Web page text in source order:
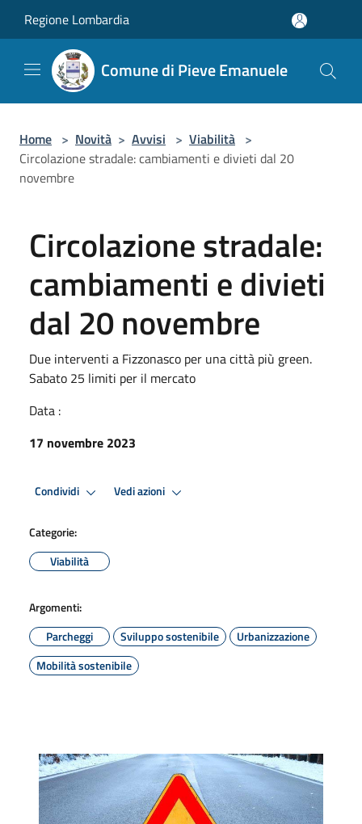
Regione Lombardia
Comune di Pieve Emanuele
Home > Novità > Avvisi > Viabilità >
Circolazione stradale: cambiamenti e divieti dal 20
novembre
Circolazione stradale:
cambiamenti e divieti
dal 20 novembre
Due interventi a Fizzonasco per una città più green.
Sabato 25 limiti per il mercato
Data :
17 novembre 2023
Condividi Vedi azioni
Categorie:
Viabilità
Argomenti:
Parcheggi
Sviluppo sostenibile
Urbanizzazione
Mobilità sostenibile